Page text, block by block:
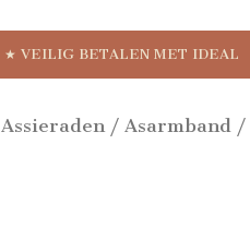
★ VEILIG BETALEN MET IDEAL
Assieraden/ Asarmband /